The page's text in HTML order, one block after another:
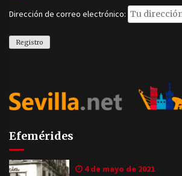
Dirección de correo electrónico:
Efemérides
4 de mayo de 2021